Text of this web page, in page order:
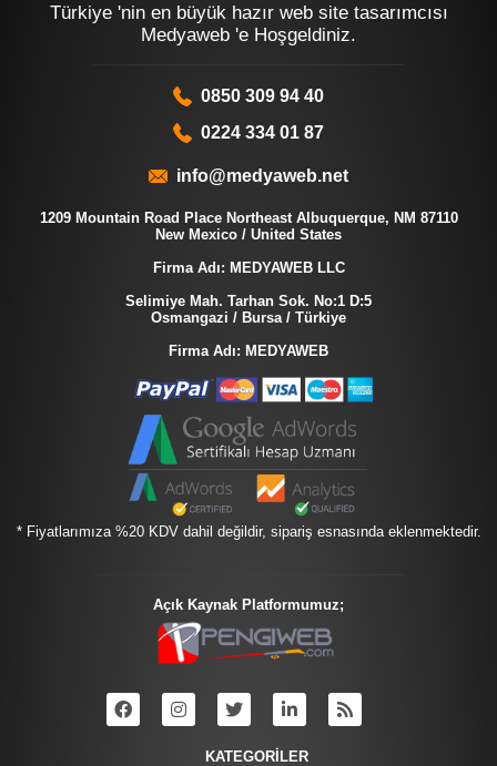
Türkiye 'nin en büyük hazır web site tasarımcısı
Medyaweb 'e Hoşgeldiniz.
0850 309 94 40
0224 334 01 87
info@medyaweb.net
1209 Mountain Road Place Northeast Albuquerque, NM 87110
New Mexico / United States
Firma Adı: MEDYAWEB LLC
Selimiye Mah. Tarhan Sok. No:1 D:5
Osmangazi / Bursa / Türkiye
Firma Adı: MEDYAWEB
* Fiyatlarımıza %20 KDV dahil değildir, sipariş esnasında eklenmektedir.
Açık Kaynak Platformumuz;
KATEGORİLER